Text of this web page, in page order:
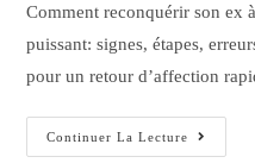
Comment reconquérir son ex
puissant: signes, étapes,
pour un retour d’affection
Continuer La Lecture